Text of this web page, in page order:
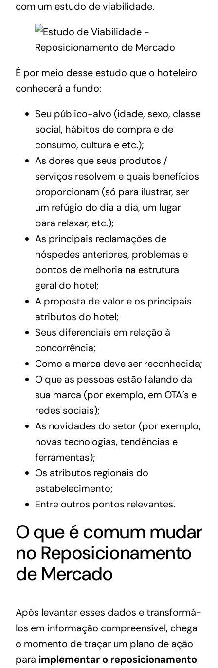
com um estudo de viabilidade.
É por meio desse estudo que o hoteleiro
conhecerá a fundo:
Seu público-alvo (idade, sexo, classe
social, hábitos de compra e de
consumo, cultura e etc.);
As dores que seus produtos /
serviços resolvem e quais benefícios
proporcionam (só para ilustrar, ser
um refúgio do dia a dia, um lugar
para relaxar, etc.);
As principais reclamações de
hóspedes anteriores, problemas e
pontos de melhoria na estrutura
geral do hotel;
A proposta de valor e os principais
atributos do hotel;
Seus diferenciais em relação à
concorrência;
Como a marca deve ser reconhecida;
O que as pessoas estão falando da
sua marca (por exemplo, em OTA´s e
redes sociais);
As novidades do setor (por exemplo,
novas tecnologias, tendências e
ferramentas);
Os atributos regionais do
estabelecimento;
Entre outros pontos relevantes.
O que é comum mudar
no Reposicionamento
de Mercado
Após levantar esses dados e transformá-
los em informação compreensível, chega
o momento de traçar um plano de ação
para implementar o reposicionamento